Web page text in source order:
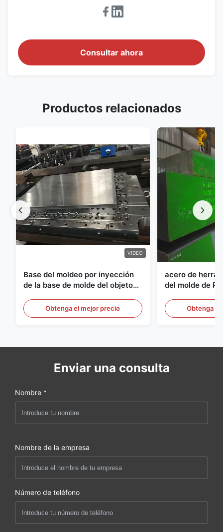
Consultar ahora
Productos relacionados
VIDEO
Base del moldeo por inyección
de la base de molde del objeto
DOMÉSTICO de S136 P20
Obtenga el mejor precio
acero de
del molde de
Obtenga el
Enviar una consulta
Nombre *
Nombre de la empresa
Número de teléfono